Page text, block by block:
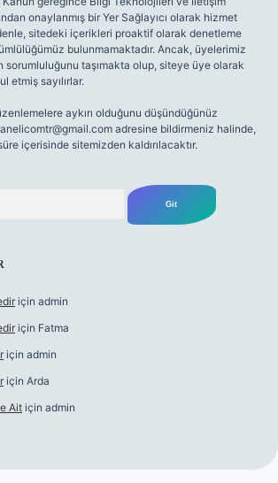
onaylanmış bir Yer Sağlayıcı olarak hizmet
sitedeki içerikleri proaktif olarak denetleme
bulunmamaktadır. Ancak, üyelerimiz
sorumluluğunu taşımakta olup, siteye üye olarak
etmiş sayılırlar.
aykırı olduğunu düşündüğünüz
adresine bildirmeniz halinde,
içerisinde sitemizden kaldırılacaktır.
için admin
için Fatma
için admin
için Arda
Ait için admin